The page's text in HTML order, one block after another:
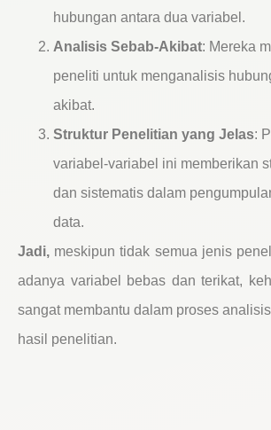
hubungan antara dua variabel.
Analisis Sebab-Akibat: Mereka
peneliti untuk menganalisis
akibat.
Struktur Penelitian yang Jelas:
variabel-variabel ini memberikan
dan sistematis dalam
data.
Jadi, meskipun tidak semua jenis
adanya variabel bebas dan terikat,
sangat membantu dalam proses
hasil penelitian.